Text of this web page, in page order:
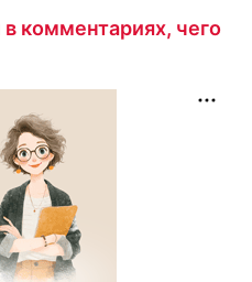
политика
результатом 7/10
комментариях, чего